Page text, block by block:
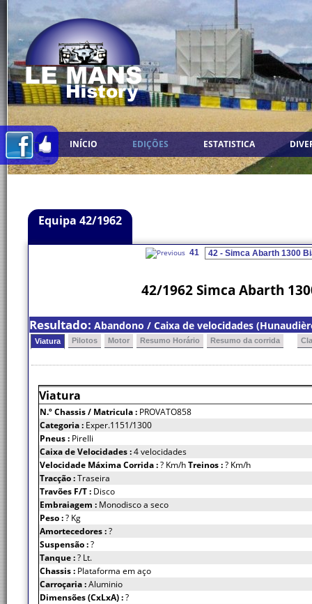
INÍCIO EDIÇÕES ESTATISTICA
Equipa 42/1962
41
42/1962 Simca Abarth
Resultado: Abandono / Caixa de velocidades
Viatura Pilotos Motor Resumo Horário Resumo da corrida
Viatura
N.º Chassis/ Matricula : PROVATO858
Categoria : Exper.1151/1300
Pneus : Pirelli
Caixa de Velocidades :4 velocidades
Velocidade Máxima Corrida :? Km/hTreinos :? Km/h
Tracção :Traseira
Travões F/T : Disco
Embraiagem : Monodisco a seco
Peso :? Kg
Amortecedores :?
Suspensão :?
Tanque :? Lt.
Chassis : Plataforma em aço
Carroçaria :Aluminio
Dimensões (CxLxA) :?